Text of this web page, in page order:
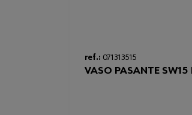
ref.: 071313515
VASO PASANTE SW15